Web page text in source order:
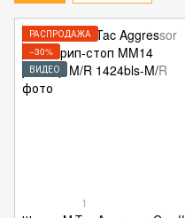
РАСПРОДАЖА
−30%
ВИДЕО
1